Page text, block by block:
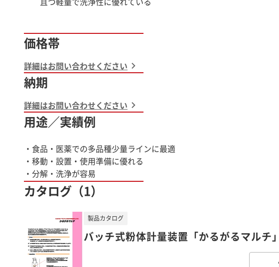
価格帯
詳細はお問い合わせください
納期
詳細はお問い合わせください
用途／実績例
・食品・医薬での多品種少量ラインに最適
・移動・設置・使用準備に優れる
・分解・洗浄が容易
カタログ（1）
バッチ式粉体計量装置「かるがるマルチ」
製品カタログ